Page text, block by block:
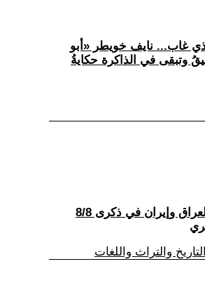
الذي غاب... نايف خويطر «أبو
وتبقى في الذاكرة حكايةُ
والتراث واللغات